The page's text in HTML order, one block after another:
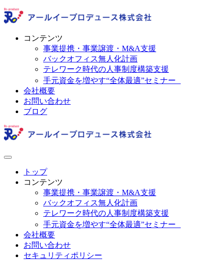
コンテンツ
事業提携・事業譲渡・M&A支援
バックオフィス無人化計画
テレワーク時代の人事制度構築支援
手元資金を増やす“全体最適”セミナー
会社概要
お問い合わせ
ブログ
トップ
コンテンツ
事業提携・事業譲渡・M&A支援
バックオフィス無人化計画
テレワーク時代の人事制度構築支援
手元資金を増やす“全体最適”セミナー
会社概要
お問い合わせ
セキュリティポリシー